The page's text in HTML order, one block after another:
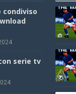
condiviso
serie tv